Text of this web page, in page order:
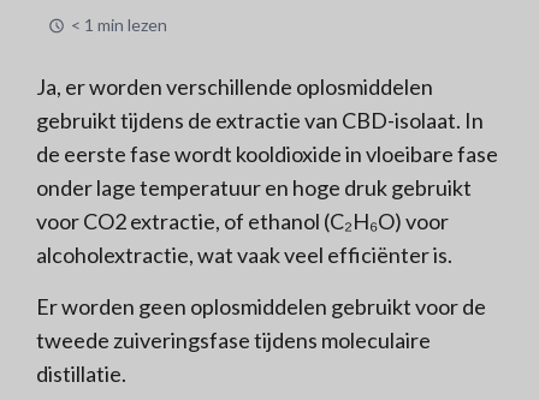
< 1 min lezen
Ja, er worden verschillende oplosmiddelen
gebruikt tijdens de extractie van CBD-isolaat. In
de eerste fase wordt kooldioxide in vloeibare fase
onder lage temperatuur en hoge druk gebruikt
voor CO2extractie, of ethanol (C₂H₆O) voor
alcoholextractie, wat vaak veel efficiënter is.
Er worden geen oplosmiddelen gebruikt voor de
tweede zuiveringsfase tijdens moleculaire
distillatie.